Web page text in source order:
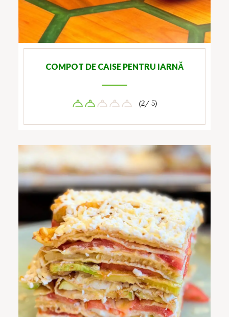
COMPOT DE CAISE PENTRU IARNĂ
(2/ 5)